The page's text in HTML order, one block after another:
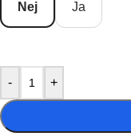
Nej Ja
- +